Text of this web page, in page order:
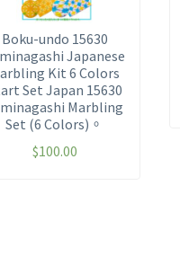
Boku-undo 15630
Japanese
Kit 6 Colors
Set Japan 15630
Marbling
Set (6 Colors)。
$100.00